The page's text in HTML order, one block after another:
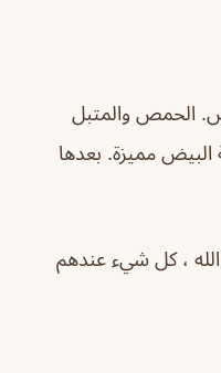
الحمص والمتبل
مميزة. بعدها
، كل شيء عندهم